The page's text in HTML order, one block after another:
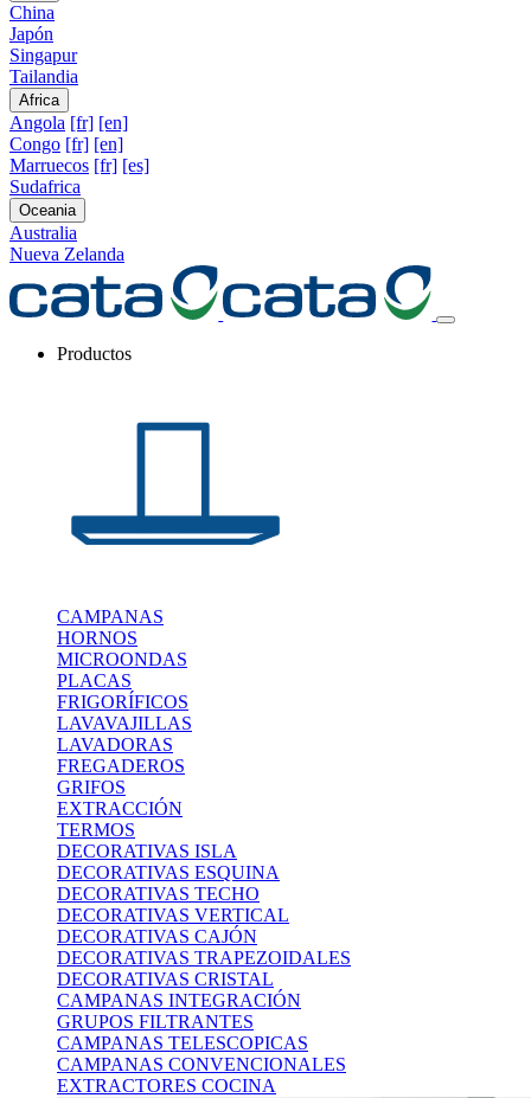
China
Japón
Singapur
Tailandia
Africa
Angola [fr] [en]
Congo [fr] [en]
Marruecos [fr] [es]
Sudafrica
Oceania
Australia
Nueva Zelanda
Productos
CAMPANAS
HORNOS
MICROONDAS
PLACAS
FRIGORÍFICOS
LAVAVAJILLAS
LAVADORAS
FREGADEROS
GRIFOS
EXTRACCIÓN
TERMOS
DECORATIVAS ISLA
DECORATIVAS ESQUINA
DECORATIVAS TECHO
DECORATIVAS VERTICAL
DECORATIVAS CAJÓN
DECORATIVAS TRAPEZOIDALES
DECORATIVAS CRISTAL
CAMPANAS INTEGRACIÓN
GRUPOS FILTRANTES
CAMPANAS TELESCOPICAS
CAMPANAS CONVENCIONALES
EXTRACTORES COCINA